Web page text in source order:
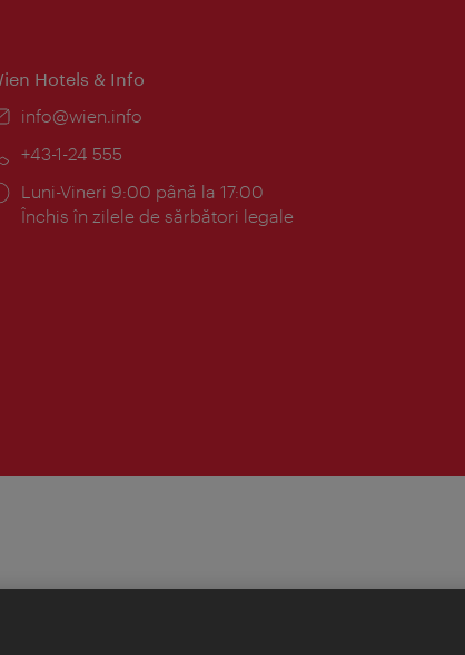
Hotels & Info
E-
info@wien.info
Telefon:
+43-1-24 555
Program:
Luni-Vineri 9:00 până la 17:00
Închis în zilele de sărbători legale